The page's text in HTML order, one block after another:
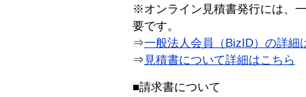
※オンライン見積書発行には、
要です。
⇒一般法人会員（BizID）の詳細
⇒ 見積書について詳細はこちら
■請求書について